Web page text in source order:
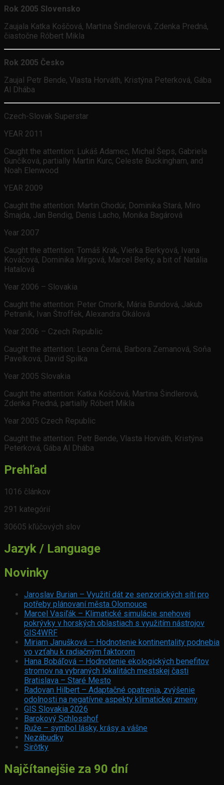
Rok 2005 Slovensko
Zaujala Katka Koščová, Martina Šindlerová, Zdenka Predná,
čiastočne Róbert Mikla
Rok 2005 Česko
Zaujal Petr Bende, Vlasta Horváth, Kristýna Peterková, Gába
Al Dhába
Czech-Slovak Superstar
YEAR 2011
Caught the attention: Lukáš Adamec, Michal Šeps, Gabriela
Gunčíková, partially Martin Kurc, Celeste Buckingham, and
Noah Elenwood
YEAR 2009
Caught the attention: Martin Chodúr, Dominika Stará, Miro
Šmajda, Jan Bendig, Denis Lacho, Monika Bagárová
Year 2007
Caught the attention: Tomáš Krak, Vierka Berkyová, Ivana
Kováčová, Dominika Mirgová, Marcel Berky, a bit of Natália
Hatalová
Year 2006 – Slovakia
Caught the attention: Peter Cmorík, Mária Bundová, Jakub
Petraník, Ivan Štroffek, Alexandra Okálová
Year 2006 – Czech Republic
Caught the attention: Leona Černá, Barbora Zemanová, Soňa
Pavelková, David Spilka
Year 2005 Slovakia
Caught the attention: Katka Koščová, Martina Šindlerová,
Zdenka Predná, partially Róbert Mikla
Year 2005 Czech Republic
Caught the attention: Petr Bende, Vlasta Horváth, Kristýna
Peterková, Gába Al Dhába
Prehľad
1016 článkov
291 kategórií
30605 kľúčových slov
Jazyk / Language
Novinky
Jaroslav Burian – Využití dát ze senzorických sítí pro
potřeby plánovaní města Olomouce
Marcel Vasiľák – Klimatické simulácie snehovej
pokrývky v horských oblastiach s využitím nástrojov
GIS4WRF
Miriam Janušková – Hodnotenie kontinentality podnebia
vo vzťahu k radiačným faktorom
Hana Bobáľová – Hodnotenie ekologických benefitov
stromov na vybraných lokalitách mestskej časti
Bratislava – Staré Mesto
Radovan Hilbert – Adaptačné opatrenia, zvýšenie
odolnosti na negatívne aspekty klimatickej zmeny
GIS Slovakia 2026
Barokový Schlosshof
Ruže – symbol lásky, krásy a vášne
Nezábudky
Sirôtky
Najčítanejšie za 90 dní